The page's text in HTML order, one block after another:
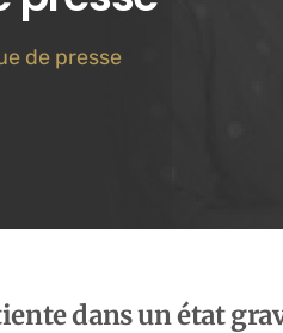
de presse
dans un état